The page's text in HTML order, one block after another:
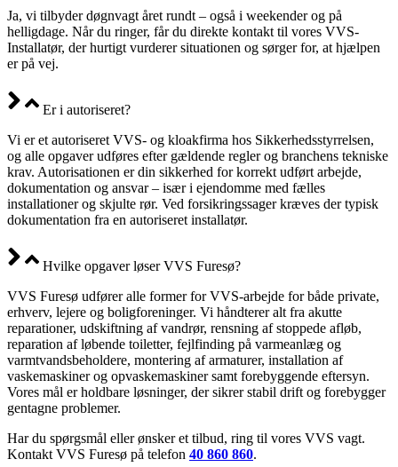
Ja, vi tilbyder døgnvagt året rundt – også i weekender og på
helligdage. Når du ringer, får du direkte kontakt til vores VVS-
Installatør, der hurtigt vurderer situationen og sørger for, at hjælpen
er på vej.
Er i autoriseret?
Vi er et autoriseret VVS- og kloakfirma hos Sikkerhedsstyrrelsen,
og alle opgaver udføres efter gældende regler og branchens tekniske
krav. Autorisationen er din sikkerhed for korrekt udført arbejde,
dokumentation og ansvar – især i ejendomme med fælles
installationer og skjulte rør. Ved forsikringssager kræves der typisk
dokumentation fra en autoriseret installatør.
Hvilke opgaver løser VVS Furesø?
VVS Furesø udfører alle former for VVS-arbejde for både private,
erhverv, lejere og boligforeninger. Vi håndterer alt fra akutte
reparationer, udskiftning af vandrør, rensning af stoppede afløb,
reparation af løbende toiletter, fejlfinding på varmeanlæg og
varmtvandsbeholdere, montering af armaturer, installation af
vaskemaskiner og opvaskemaskiner samt forebyggende eftersyn.
Vores mål er holdbare løsninger, der sikrer stabil drift og forebygger
gentagne problemer.
Har du spørgsmål eller ønsker et tilbud, ring til vores VVS vagt.
Kontakt VVS Furesø på telefon 40 860 860.